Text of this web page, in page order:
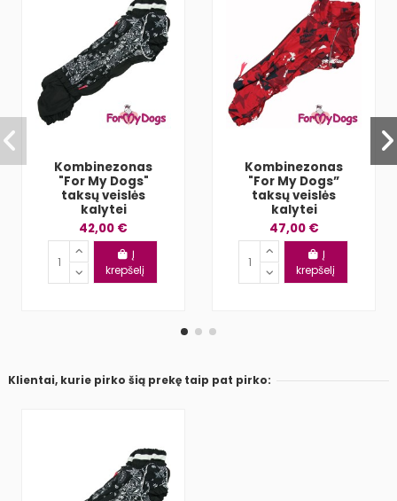
Kombinezonas
"For My Dogs"
taksų veislės
kalytei
42,00 €
Į
krepšelį
Kombinezonas
"For My Dogs”
taksų veislės
kalytei
47,00 €
Į
krepšelį
Klientai, kurie pirko šią prekę taip pat pirko: